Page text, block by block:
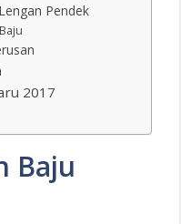
Pendek
2017
Baju